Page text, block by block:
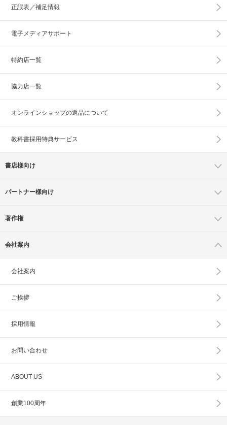
正誤表／補足情報
電子メディアサポート
特約店一覧
協力店一覧
オンラインショップの返品について
教科書採用特典サービス
書店様向け
パートナー様向け
著作権
会社案内
会社案内
ご挨拶
採用情報
お問い合わせ
ABOUT US
創業100周年